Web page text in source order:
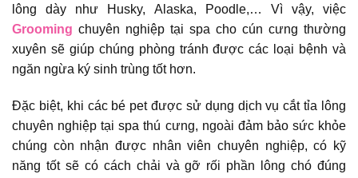
lông dày như Husky, Alaska, Poodle,… Vì vậy, việc
Grooming chuyên nghiệp tại spa cho cún cưng thường
xuyên sẽ giúp chúng phòng tránh được các loại bệnh và
ngăn ngừa ký sinh trùng tốt hơn.
Đặc biệt, khi các bé pet được sử dụng dịch vụ cắt tỉa lông
chuyên nghiệp tại spa thú cưng, ngoài đảm bảo sức khỏe
chúng còn nhận được nhân viên chuyên nghiệp, có kỹ
năng tốt sẽ có cách chải và gỡ rối phần lông chó đúng